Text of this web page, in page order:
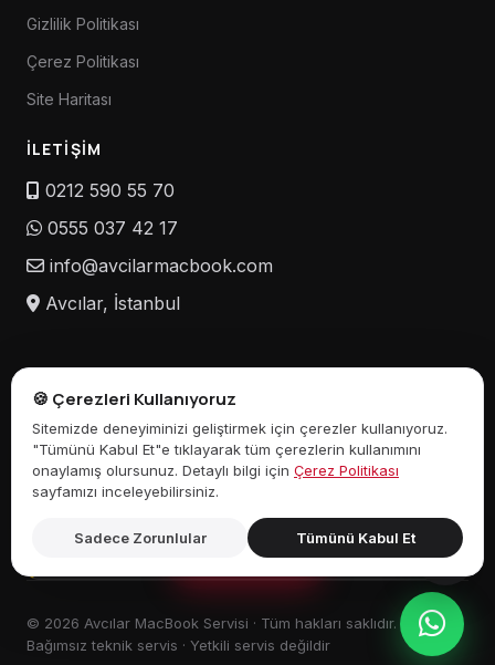
Gizlilik Politikası
Çerez Politikası
Site Haritası
İLETIŞIM
0212 590 55 70
0555 037 42 17
info@avcilarmacbook.com
Avcılar, İstanbul
⚠️ SORUMLULUK REDDİ:
hizmet sağlayıcıdır ve herhangi bir marka veya üreticiyle bağlantılı
değildir. Apple Inc. dahil herhangi bir marka tarafından
yetkilendirilmemişiz. Web sitemizde marka adları, ticari markalar
veya model numaralarının herhangi bir şekilde belirtilmesi yalnızca
MacBook Air®, iMac®, iPhone®, iPad® ve diğer Apple ürün adları
Apple Inc.'in tescilli ticari markalarıdır.
© 2026 Avcılar MacBook Servisi · Tüm hakları saklıdır.
Bağımsız teknik servis · Yetkili servis değildir
Sizi Arayalım!
🍪 Çerezleri Kullanıyoruz
Sitemizde deneyiminizi geliştirmek için çerezler kullanıyoruz.
"Tümünü Kabul Et"e tıklayarak tüm çerezlerin kullanımını
onaylamış olursunuz. Detaylı bilgi için Çerez Politikası
sayfamızı inceleyebilirsiniz.
Sadece Zorunlular Tümünü Kabul Et